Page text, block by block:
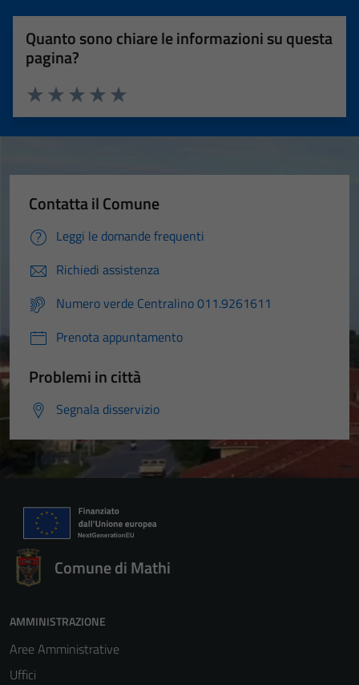
Quanto sono chiare le informazioni su questa
pagina?
Valuta 5 stelle su 5
Valuta 4 stelle su 5
Valuta 3 stelle su 5
Valuta 2 stelle su 5
Valuta 1 stelle su 5
Contatta il Comune
Leggi le domande frequenti
Richiedi assistenza
Numero verde Centralino 011.9261611
Prenota appuntamento
Problemi in città
Segnala disservizio
Comune di Mathi
AMMINISTRAZIONE
Aree Amministrative
Uffici